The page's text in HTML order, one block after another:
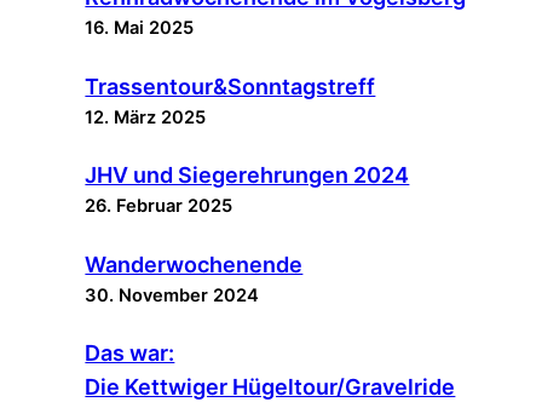
16. Mai 2025
Trassentour&Sonntagstreff
12. März 2025
JHV und Siegerehrungen 2024
26. Februar 2025
Wanderwochenende
30. November 2024
Das war:
Die Kettwiger Hügeltour/Gravelride